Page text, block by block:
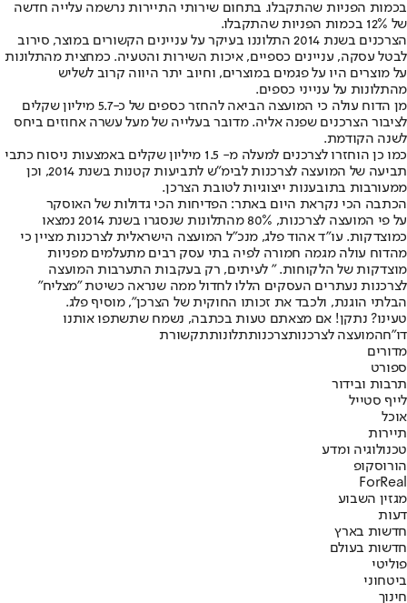
בכמות הפניות שהתקבלו. בתחום שירותי התיירות נרשמה עלייה חדשה
של 12% בכמות הפניות שהתקבלו.
הצרכנים בשנת 2014 התלוננו בעיקר על עניינים הקשורים במוצר, סירוב
לבטל עסקה, עניינים כספיים, איכות השירות והטעיה. כמחצית מהתלונות
על מוצרים היו על פגמים במוצרים, וחיוב יתר היווה קרוב לשליש
מהתלונות על ענייני כספים.
מן הדוח עולה כי המועצה הביאה להחזר כספים של כ-5.7 מיליון שקלים
לציבור הצרכנים שפנה אליה. מדובר בעלייה של מעל עשרה אחוזים ביחס
לשנה הקודמת.
כמו כן הוחזרו לצרכנים למעלה מ- 1.5 מיליון שקלים באמצעות ניסוח כתבי
תביעה של המועצה לצרכנות לבימ"ש לתביעות קטנות בשנת 2014, וכן
ממעורבות בתובענות ייצוגיות לטובת הצרכן.
הכתבה הכי נקראת היום באתר: הפדיחות הכי גדולות של האוסקר
על פי המועצה לצרכנות, 80% מהתלונות שנסגרו בשנת 2014 נמצאו
כמוצדקות. עו"ד אהוד פלג, מנכ"ל המועצה הישראלית לצרכנות מציין כי
מהדוח עולה מגמה חמורה לפיה בתי עסק רבים מתעלמים מפניות
מוצדקות של הלקוחות. " לעיתים, רק בעקבות התערבות המועצה
לצרכנות נעתרים העסקים הללו לחדול ממה שנראה כשיטת "מצליח"
הבלתי הוגנת, ולכבד את זכותו החוקית של הצרכן", מוסיף פלג.
טעינו? נתקן! אם מצאתם טעות בכתבה, נשמח שתשתפו אותנו
דו"חהמועצה לצרכנותצרכנותתלונותתקשורת
מדורים
ספורט
תרבות ובידור
לייף סטייל
אוכל
תיירות
טכנולוגיה ומדע
הורוסקופ
ForReal
מגזין השבוע
דעות
חדשות בארץ
חדשות בעולם
פוליטי
ביטחוני
חינוך